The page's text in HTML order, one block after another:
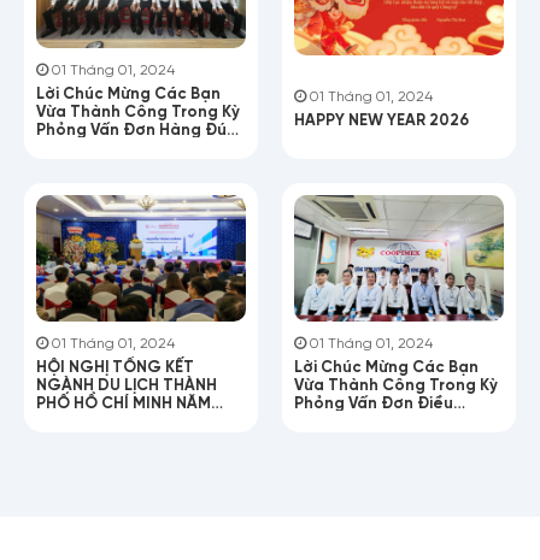
Lời Chúc Mừng Các Bạn
Vừa Thành Công Trong Kỳ
Phỏng Vấn Đơn Hàng Đúc
01 Tháng 01, 2024
HAPPY NEW YEAR 2026
01 Tháng 01, 2024
HỘI NGHỊ TỔNG KẾT
NGÀNH DU LỊCH THÀNH
PHỐ HỒ CHÍ MINH NĂM
01 Tháng 01, 2024
Lời Chúc Mừng Các Bạn
Vừa Thành Công Trong Kỳ
Phỏng Vấn Đơn Điều
01 Tháng 01, 2024